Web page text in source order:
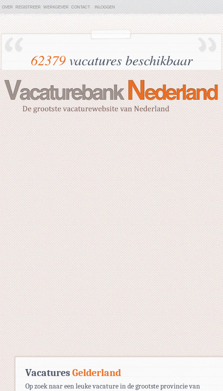
OVER REGISTREER WERKGEVER CONTACT INLOGGEN
62379vacatures beschikbaar
VacaturesGelderland
Op zoek naar een leuke vacature in de grootste provincie van